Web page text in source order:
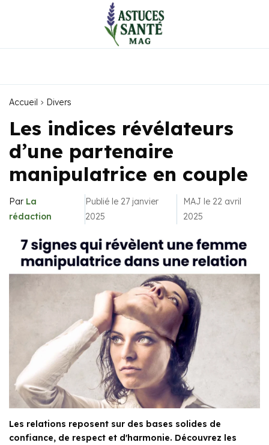
Accueil Divers
Les indices révélateurs
d’une partenaire
manipulatrice en couple
Par La
rédaction
Publié le 27 janvier
2025
MAJ le 22 avril
2025
Les relations reposent sur des bases solides de
confiance, de respect et d'harmonie. Découvrez les